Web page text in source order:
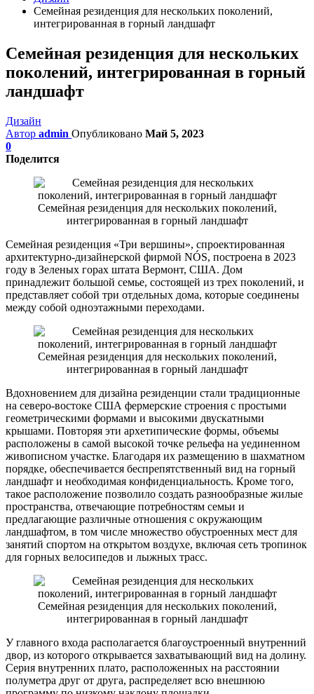
Семейная резиденция для нескольких поколений,
интегрированная в горный ландшафт
Семейная резиденция для нескольких
поколений, интегрированная в горный
ландшафт
Дизайн
Автор admin Опубликовано Май 5, 2023
0
Поделится
Семейная резиденция для нескольких поколений,
интегрированная в горный ландшафт
Семейная резиденция «Три вершины», спроектированная
архитектурно-дизайнерской фирмой NÓS, построена в 2023
году в Зеленых горах штата Вермонт, США. Дом
принадлежит большой семье, состоящей из трех поколений, и
представляет собой три отдельных дома, которые соединены
между собой одноэтажными переходами.
Семейная резиденция для нескольких поколений,
интегрированная в горный ландшафт
Вдохновением для дизайна резиденции стали традиционные
на северо-востоке США фермерские строения с простыми
геометрическими формами и высокими двускатными
крышами. Повторяя эти архетипические формы, объемы
расположены в самой высокой точке рельефа на уединенном
живописном участке. Благодаря их размещению в шахматном
порядке, обеспечивается беспрепятственный вид на горный
ландшафт и необходимая конфиденциальность. Кроме того,
такое расположение позволило создать разнообразные жилые
пространства, отвечающие потребностям семьи и
предлагающие различные отношения с окружающим
ландшафтом, в том числе множество обустроенных мест для
занятий спортом на открытом воздухе, включая сеть тропинок
для горных велосипедов и лыжных трасс.
Семейная резиденция для нескольких поколений,
интегрированная в горный ландшафт
У главного входа располагается благоустроенный внутренний
двор, из которого открывается захватывающий вид на долину.
Серия внутренних плато, расположенных на расстоянии
полуметра друг от друга, распределяет всю внешнюю